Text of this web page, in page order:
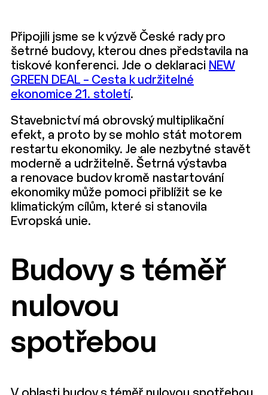
Připojili jsme se k výzvě České rady pro
šetrné budovy, kterou dnes představila na
tiskové konferenci. Jde o deklaraci NEW
GREEN DEAL – Cesta k udržitelné
ekonomice 21. století.
Stavebnictví má obrovský multiplikační
efekt, a proto by se mohlo stát motorem
restartu ekonomiky. Je ale nezbytné stavět
moderně a udržitelně. Šetrná výstavba
a renovace budov kromě nastartování
ekonomiky může pomoci přiblížit se ke
klimatickým cílům, které si stanovila
Evropská unie.
Budovy s téměř
nulovou
spotřebou